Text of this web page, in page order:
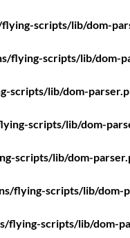
scripts/lib/dom-
flying-scripts/lib/dom-
scripts/lib/dom-
scripts/lib/dom-
scripts/lib/dom-
flying-scripts/lib/dom-
flying-scripts/lib/dom-